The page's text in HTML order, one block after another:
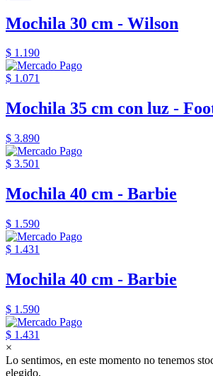
Mochila 30 cm - Wilson
$ 1.190
$ 1.071
Mochila 35 cm con luz -
$ 3.890
$ 3.501
Mochila 40 cm - Barbie
$ 1.590
$ 1.431
Mochila 40 cm - Barbie
$ 1.590
$ 1.431
×
Lo sentimos, en este momento no tenemos
elegido.